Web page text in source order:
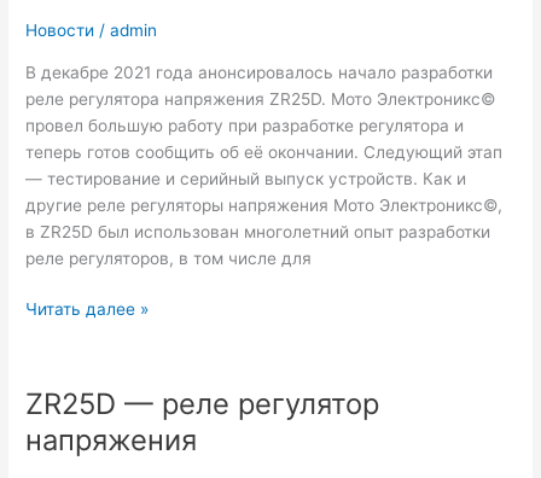
Новости /admin
В декабре 2021 года анонсировалось начало разработки
реле регулятора напряжения ZR25D. Мото Электроникс©
провел большую работу при разработке регулятора и
теперь готов сообщить об её окончании. Следующий этап
— тестирование и серийный выпуск устройств. Как и
другие реле регуляторы напряжения Мото Электроникс©,
в ZR25D был использован многолетний опыт разработки
реле регуляторов, в том числе для
Реле
—
завершение
Читать далее »
ZR25D — реле регулятор
напряжения